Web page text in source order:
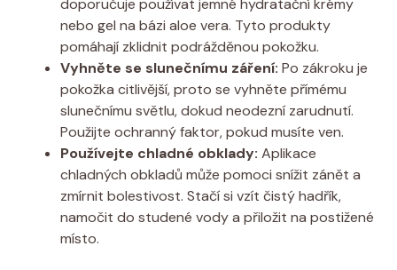
nebo ⁣gel na bázi⁣ aloe vera. Tyto produkty
pomáhají zklidnit ⁤podrážděnou pokožku.
Vyhněte se slunečnímu záření: Po ​zákroku ‍je‍
pokožka citlivější, proto se⁣ vyhněte přímému
slunečnímu světlu, dokud neodezní‍ zarudnutí.
Použijte ochranný faktor, pokud ​musíte ven.
Používejte chladné ‌obklady: Aplikace
chladných obkladů‌ může pomoci snížit ‌zánět ⁤a
zmírnit bolestivost.⁢ Stačí si⁢ vzít čistý hadřík,
namočit do studené ‌vody a přiložit na postižené⁢
místo.